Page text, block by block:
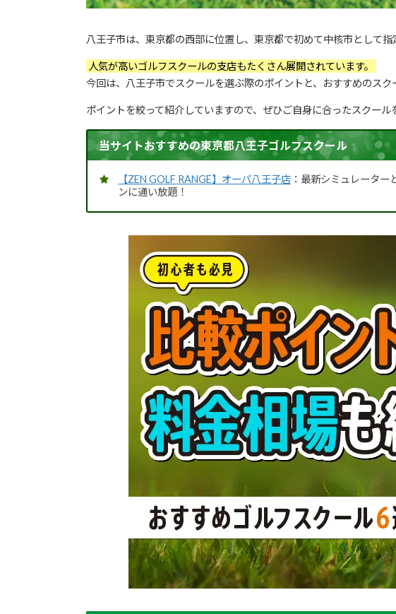
八王子市は、東京都の西部に位置し、東京都で初めて中核市として指
人気が高いゴルフスクールの支店もたくさん展開されています。
今回は、八王子市でスクールを選ぶ際のポイントと、おすすめのスク
ポイントを絞って紹介していますので、ぜひご自身に合ったスクール
当サイトおすすめの東京都八王子ゴルフスクール
【ZEN GOLF RANGE】オーパ八王子店 ：最新シミュレータ
ンに通い放題！